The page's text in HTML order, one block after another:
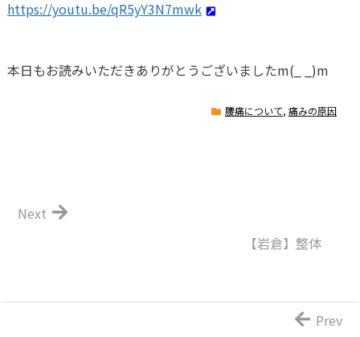
https://youtu.be/qR5yY3N7mwk
本日もお読みいただきありがとうございましたm(_ _)m
腰痛について, 痛みの原因
【岩倉】整体
Next
Prev